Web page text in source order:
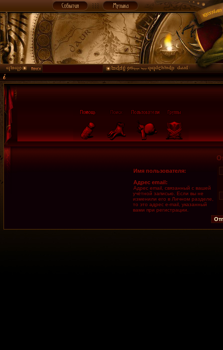
Имя пользователя:
Адрес email:
Адрес email, связанный с вашей
учётной записью. Если вы не
изменили его в Личном разделе,
то это адрес e-mail, указанный
вами при регистрации.